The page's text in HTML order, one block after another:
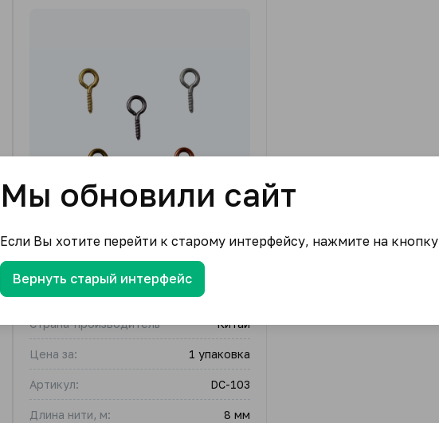
"Zlatka" Штифт с резьбой DC-103
Страна-производитель Китай
Цена за: 1 упаковка
Артикул: DC-103
Длина нити, м: 8 мм
Мы обновили сайт
Если Вы хотите перейти к старому интерфейсу, нажмите на кнопку
Вернуть старый интерфейс